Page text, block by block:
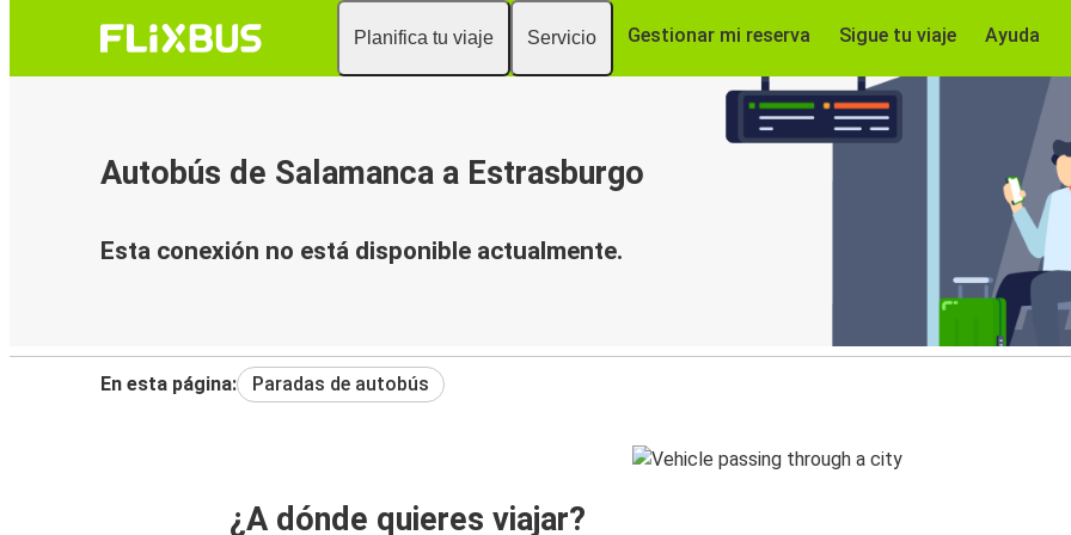
Planifica tu viaje Servicio Gestionar mi reserva Sigue tu viaje Ayuda
Autobús de Salamanca a Estrasburgo
Esta conexión no está disponible actualmente.
En esta página: Paradas de autobús
¿A dónde quieres viajar?